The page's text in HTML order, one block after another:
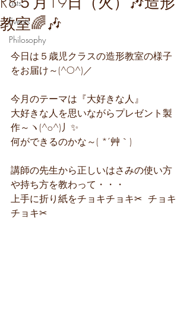
Lists
Events
Philosophy
教室🌈🎶
今日は５歳児クラスの造形教室の様子
をお届け～(^O^)／
今月のテーマは『大好きな人』
大好きな人を思いながらプレゼント製
作～ヽ(^o^)丿✨
何ができるのかな～( *´艸｀)
講師の先生から正しいはさみの使い方
や持ち方を教わって・・・
上手に折り紙をチョキチョキ✂  チョキ
チョキ✂